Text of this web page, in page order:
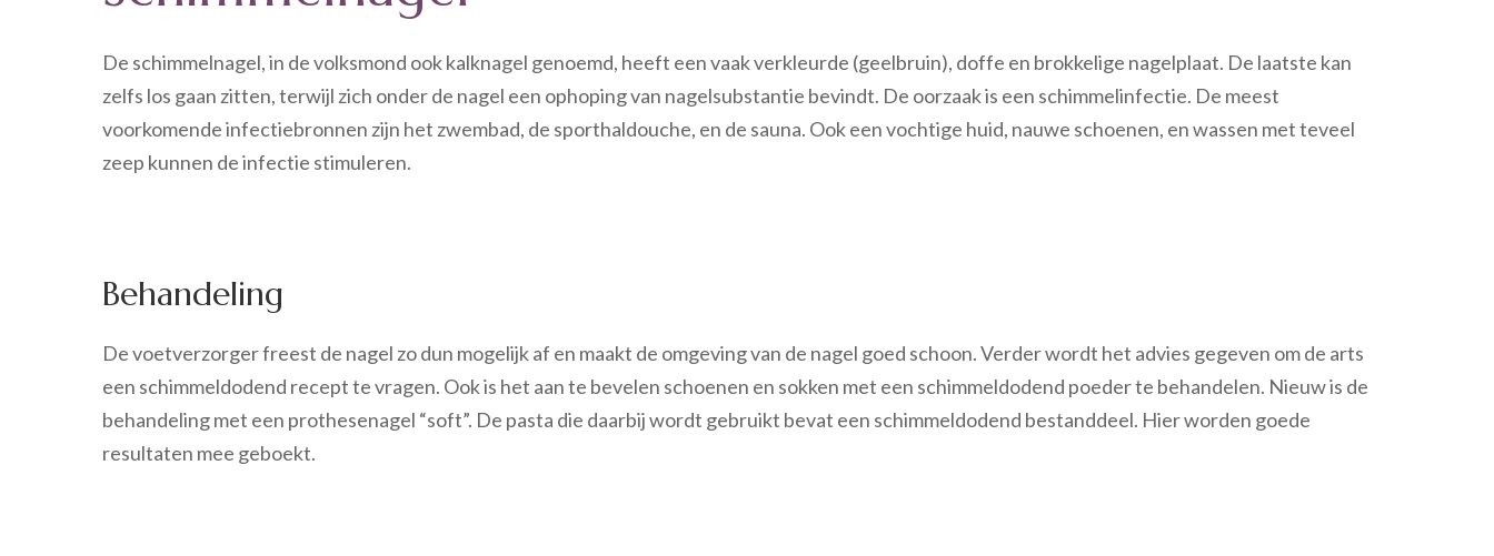
De schimmelnagel, in de volksmond ook kalknagel genoemd, heeft een vaak verkleurde (geelbruin), doffe en brokkelige nagelplaat. De laatste kan
zelfs los gaan zitten, terwijl zich onder de nagel een ophoping van nagelsubstantie bevindt. De oorzaak is een schimmelinfectie. De meest
voorkomende infectiebronnen zijn het zwembad, de sporthaldouche, en de sauna. Ook een vochtige huid, nauwe schoenen, en wassen met teveel
zeep kunnen de infectie stimuleren.
Behandeling
De voetverzorger freest de nagel zo dun mogelijk af en maakt de omgeving van de nagel goed schoon. Verder wordt het advies gegeven om de arts
een schimmeldodend recept te vragen. Ook is het aan te bevelen schoenen en sokken met een schimmeldodend poeder te behandelen. Nieuw is de
behandeling met een prothesenagel “soft”. De pasta die daarbij wordt gebruikt bevat een schimmeldodend bestanddeel. Hier worden goede
resultaten mee geboekt.